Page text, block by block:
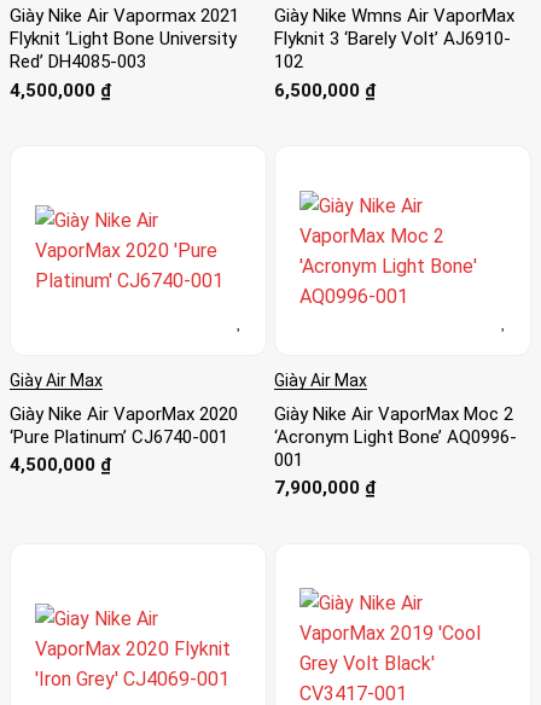
Giày Nike Air Vapormax 2021
Flyknit ‘Light Bone University
Red’ DH4085-003
4,500,000 ₫
Giày Nike Wmns Air VaporMax
Flyknit 3 ‘Barely Volt’ AJ6910-
102
6,500,000 ₫
Giày Air Max
Giày Nike Air VaporMax 2020
‘Pure Platinum’ CJ6740-001
4,500,000 ₫
Giày Air Max
Giày Nike Air VaporMax Moc 2
‘Acronym Light Bone’ AQ0996-
001
7,900,000 ₫